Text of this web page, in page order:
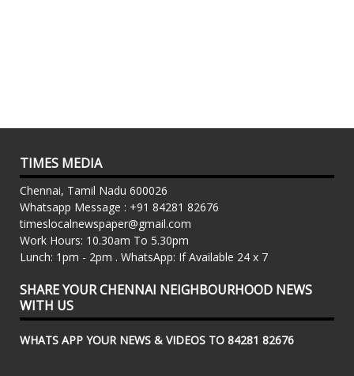
TIMES MEDIA
Chennai, Tamil Nadu 600026
Whatsapp Message : +91 84281 82676
timeslocalnewspaper@gmail.com
Work Hours: 10.30am To 5.30pm
Lunch: 1pm - 2pm . WhatsApp: If Available 24 x 7
SHARE YOUR CHENNAI NEIGHBOURHOOD NEWS
WITH US
WHATS APP YOUR NEWS & VIDEOS TO 84281 82676